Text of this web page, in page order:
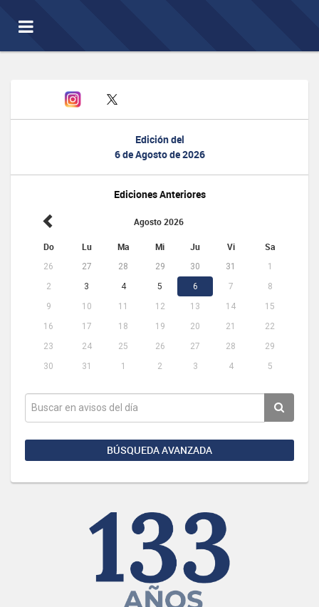
Toggle
navigation
Edición del
6 de Agosto de 2026
Ediciones Anteriores
Agosto 2026
Do Lu Ma Mi Ju Vi Sa
26 27 28 29 30 31
1
2
3 4 5 6 7
8
9
10 11 12 13 14
15
16
17 18 19 20 21
22
23
24 25 26 27 28
29
30
31 1 2 3 4 5
BÚSQUEDA AVANZADA